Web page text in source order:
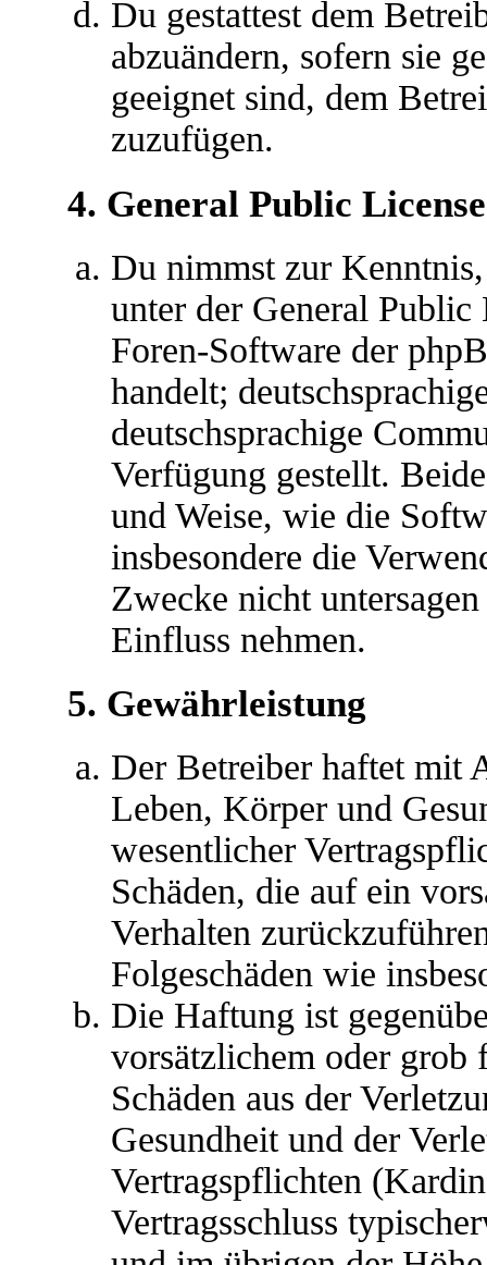
Du gestattest dem
abzuändern, sofern sie
geeignet sind, dem
zuzufügen.
4. General Public License
Du nimmst zur
unter der General
Foren-Software der
handelt;
deutschsprachige
Verfügung gestellt.
und Weise, wie die
insbesondere die
Zwecke nicht
Einfluss nehmen.
5. Gewährleistung
Der Betreiber haftet mit
Leben, Körper und
wesentlicher
Schäden, die auf ein
Verhalten
Folgeschäden wie
Die Haftung ist
vorsätzlichem oder grob
Schäden aus der
Gesundheit und der
Vertragspflichten
Vertragsschluss